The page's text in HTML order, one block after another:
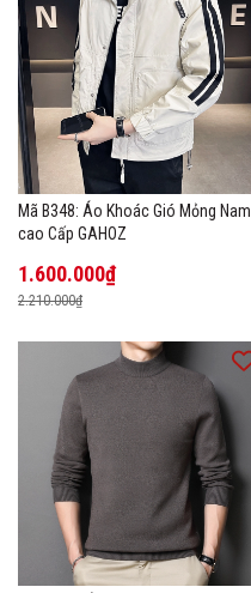
Mã B348: Áo Khoác Gió Mỏng Nam
cao Cấp GAHOZ
1.600.000₫
2.210.000₫